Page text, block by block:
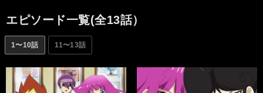
我とルーク……2人の少年が、新たなデュエルでキュークツな世界
を変える物語が始まる!!
エピソード一覧(全13話）
1〜10話 11〜13話